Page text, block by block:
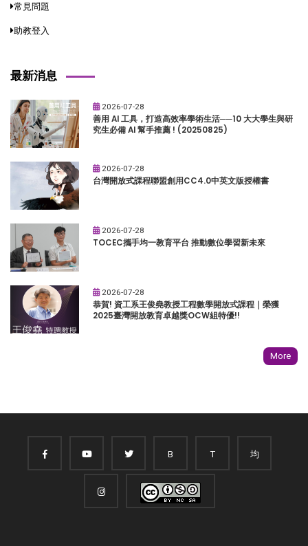
常見問題
助教登入
最新消息
2026-07-28
善用 AI 工具，打造高效率學術生活──10 大大學生與研
究生必備 AI 幫手推薦 ! (20250825)
2026-07-28
台灣開放式課程聯盟創用CC4.0中英文版授權書
2026-07-28
TOCEC攜手均一教育平台 推動數位學習新未來
2026-07-28
恭賀! 資工系王俊堯教授工程數學開放式課程｜榮獲
2025臺灣開放教育卓越獎OCW組特優!!
More
B T 均